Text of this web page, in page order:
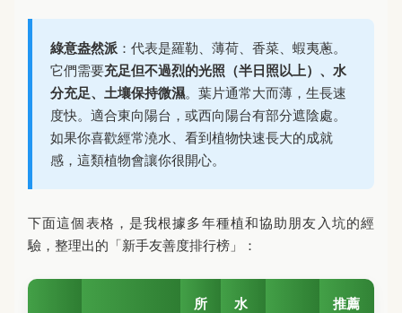
綠意盎然派 ：代表是羅勒、薄荷、香菜、蝦夷蔥。
它們需要充足但不過烈的光照（半日照以上）、水
分充足、土壤保持微濕。葉片通常大而薄，生長速
度快。適合東向陽台，或西向陽台有部分遮陰處。
如果你喜歡經常澆水、看到植物快速長大的成就
感，這類植物會讓你很開心。
下面這個表格，是我根據多年種植和協助朋友入坑的經
驗，整理出的「新手友善度排行榜」：
所
水
推薦